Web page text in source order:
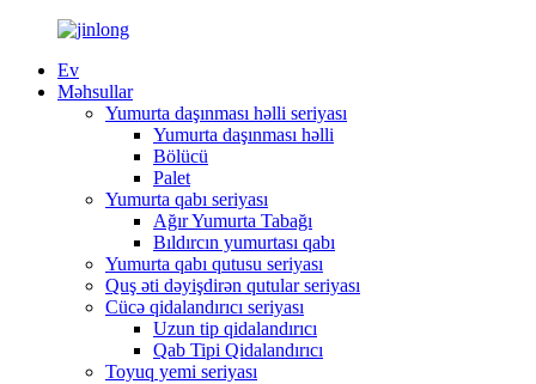
Ev
Məhsullar
Yumurta daşınması həlli seriyası
Yumurta daşınması həlli
Bölücü
Palet
Yumurta qabı seriyası
Ağır Yumurta Tabağı
Bıldırcın yumurtası qabı
Yumurta qabı qutusu seriyası
Quş əti dəyişdirən qutular seriyası
Cücə qidalandırıcı seriyası
Uzun tip qidalandırıcı
Qab Tipi Qidalandırıcı
Toyuq yemi seriyası